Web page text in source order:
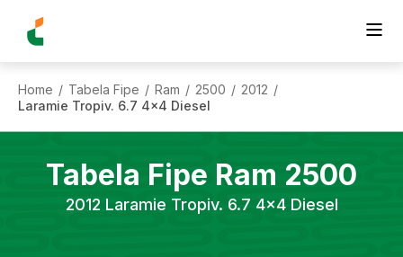
Home / Tabela Fipe / Ram / 2500 / 2012 /
Laramie Tropiv. 6.7 4x4 Diesel
Tabela Fipe Ram 2500
2012 Laramie Tropiv. 6.7 4x4 Diesel